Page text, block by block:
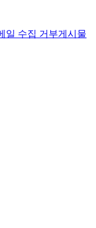
일 수집 거부게시물